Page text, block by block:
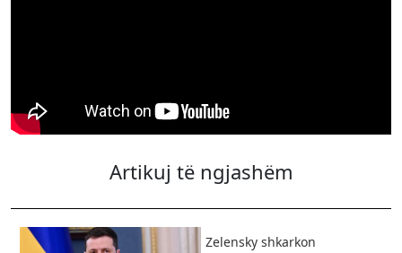
Artikuj të ngjashëm
Zelensky shkarkon